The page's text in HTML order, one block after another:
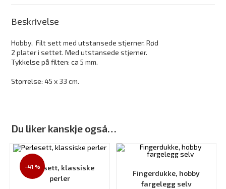
Beskrivelse
Hobby, Filt sett med utstansede stjerner. Rød
2 plater i settet. Med utstansede stjerner.
Tykkelse på filten: ca 5 mm.
Størrelse: 45 x 33 cm.
Du liker kanskje også…
-41%
Perlesett, klassiske
perler
Fingerdukke, hobby
fargelegg selv